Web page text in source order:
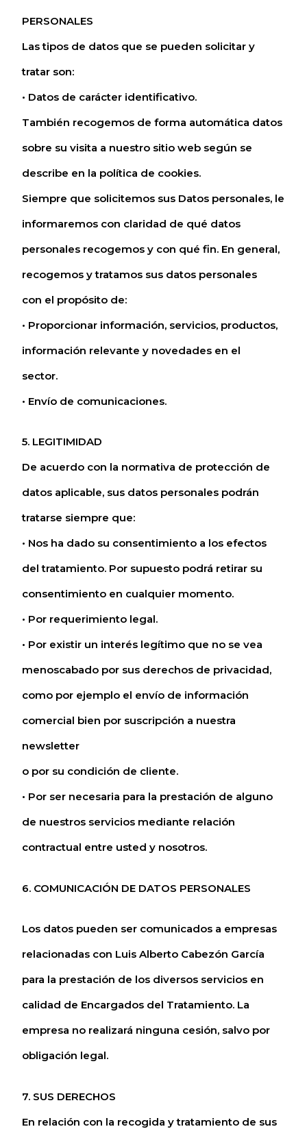
PERSONALES
Las tipos de datos que se pueden solicitar y
tratar son:
• Datos de carácter identificativo.
También recogemos de forma automática datos
sobre su visita a nuestro sitio web según se
describe en la política de cookies.
Siempre que solicitemos sus Datos personales, le
informaremos con claridad de qué datos
personales recogemos y con qué fin. En general,
recogemos y tratamos sus datos personales
con el propósito de:
• Proporcionar información, servicios, productos,
información relevante y novedades en el
sector.
• Envío de comunicaciones.
5. LEGITIMIDAD
De acuerdo con la normativa de protección de
datos aplicable, sus datos personales podrán
tratarse siempre que:
• Nos ha dado su consentimiento a los efectos
del tratamiento. Por supuesto podrá retirar su
consentimiento en cualquier momento.
• Por requerimiento legal.
• Por existir un interés legítimo que no se vea
menoscabado por sus derechos de privacidad,
como por ejemplo el envío de información
comercial bien por suscripción a nuestra
newsletter
o por su condición de cliente.
• Por ser necesaria para la prestación de alguno
de nuestros servicios mediante relación
contractual entre usted y nosotros.
6. COMUNICACIÓN DE DATOS PERSONALES
Los datos pueden ser comunicados a empresas
relacionadas con Luis Alberto Cabezón García
para la prestación de los diversos servicios en
calidad de Encargados del Tratamiento. La
empresa no realizará ninguna cesión, salvo por
obligación legal.
7. SUS DERECHOS
En relación con la recogida y tratamiento de sus